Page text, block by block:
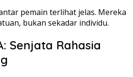
pemain terlihat jelas. Mereka
bukan sekadar individu.
Senjata Rahasia